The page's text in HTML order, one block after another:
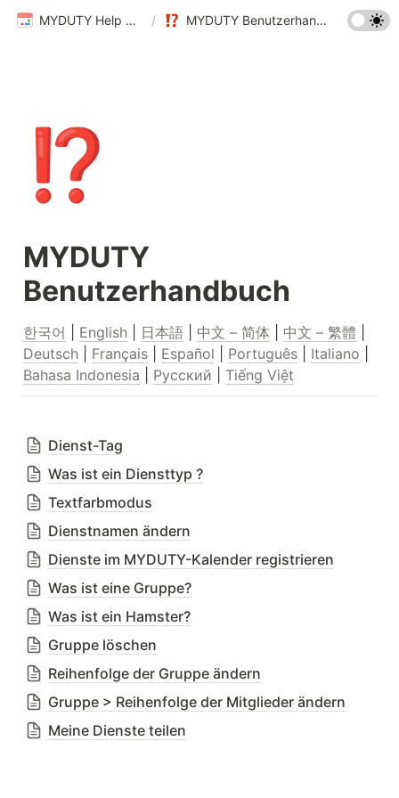
MYDUTY Help Center / MYDUTY Benutzerhandbuch
⁉️
MYDUTY
Benutzerhandbuch
한국어 English 日本語 中文 – 简体 中文 – 繁體
Deutsch
Français Español Português Italiano
Bahasa Indonesia
Русский Tiếng Việt
Dienst-Tag
Was ist ein Diensttyp ?
Textfarbmodus
Dienstnamen ändern
Dienste im MYDUTY-Kalender registrieren
Was ist eine Gruppe?
Was ist ein Hamster?
Gruppe löschen
Reihenfolge der Gruppe ändern
Gruppe > Reihenfolge der Mitglieder ändern
Meine Dienste teilen